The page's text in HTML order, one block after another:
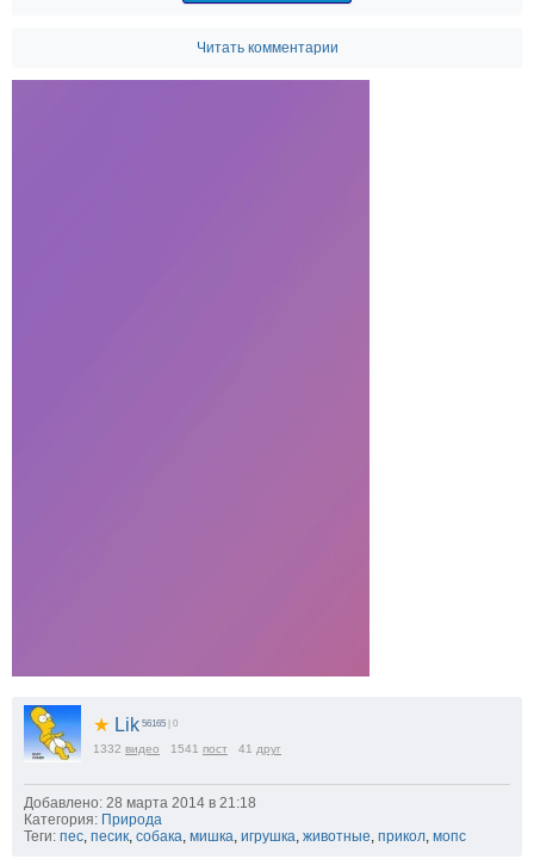
Читать комментарии
★ Lik 56165 | 0
1332 видео 1541 пост 41 друг
Добавлено: 28 марта 2014 в 21:18
Категория: Природа
Теги: пес, песик, собака, мишка, игрушка, животные, прикол, мопс